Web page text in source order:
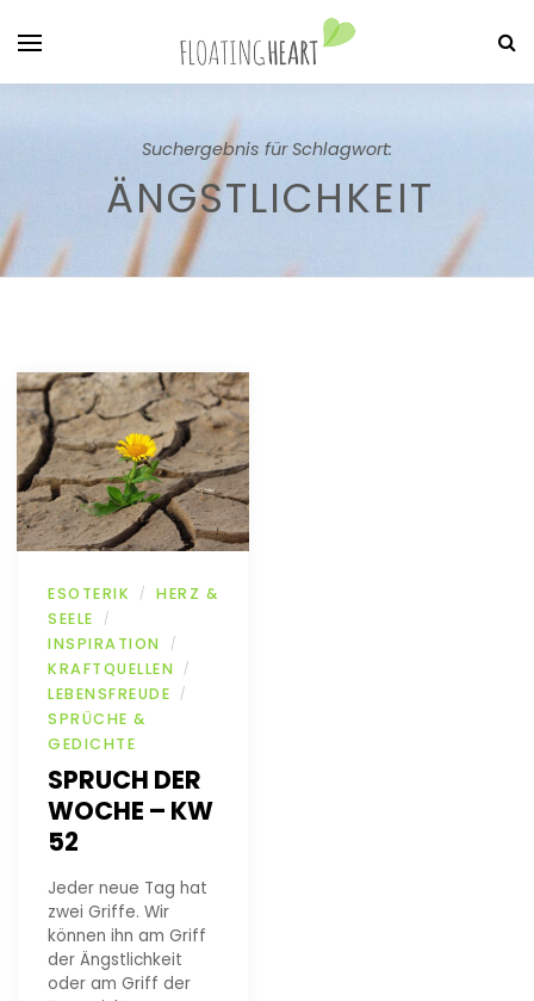
Suchergebnis für Schlagwort:
ÄNGSTLICHKEIT
ESOTERIK /
HERZ &
SEELE
/
INSPIRATION /
KRAFTQUELLEN /
LEBENSFREUDE /
SPRÜCHE &
GEDICHTE
SPRUCH DER
WOCHE – KW
52
Jeder neue Tag hat
zwei Griffe. Wir
können ihn am Griff
der Ängstlichkeit
oder am Griff der